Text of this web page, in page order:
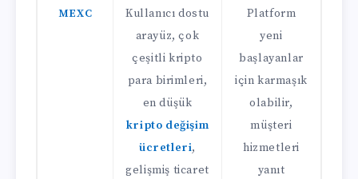
MEXC
Kullanıcı dostu
arayüz, çok
çeşitli kripto
para birimleri,
en düşük
kripto değişim
ücretleri,
gelişmiş ticaret
Platform
yeni
başlayanlar
için karmaşık
olabilir,
müşteri
hizmetleri
yanıt